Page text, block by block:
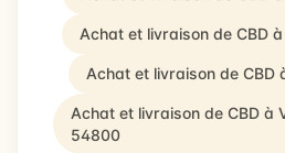
Achat et livraison de CBD
Achat et livraison de CBD
Achat et livraison de CBD à
54800